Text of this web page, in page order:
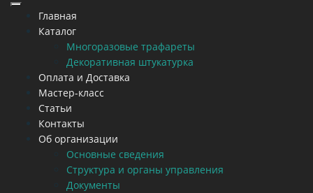
Главная
Каталог
Многоразовые трафареты
Декоративная штукатурка
Оплата и Доставка
Мастер-класс
Статьи
Контакты
Об организации
Основные сведения
Структура и органы управления
Документы